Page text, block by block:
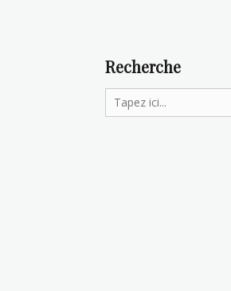
Recherche
Search
for: